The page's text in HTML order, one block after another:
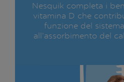
Nesquik completa i
vitamina D che
funzione del
all’assorbimento del